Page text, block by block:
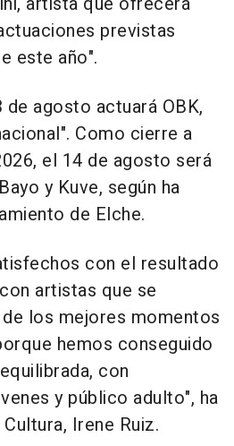
previstas
este año".
agosto actuará OBK,
Como cierre a
el 14 de agosto será
y Kuve, según ha
de Elche.
con el resultado
artistas que se
los mejores momentos
hemos conseguido
con
y público adulto", ha
Irene Ruiz.